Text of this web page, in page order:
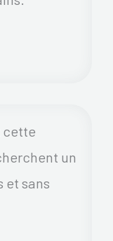
cette
un
et sans